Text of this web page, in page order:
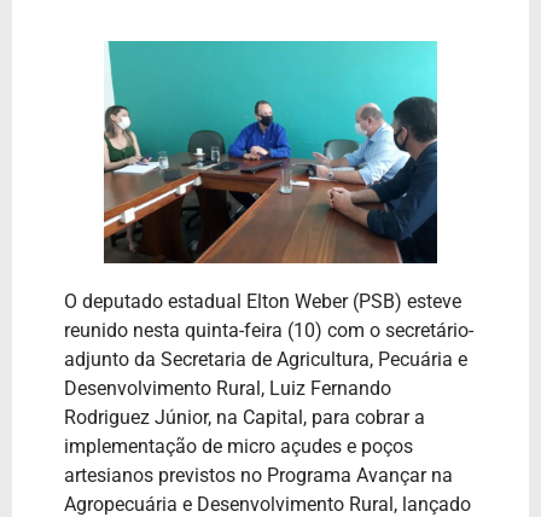
O deputado estadual Elton Weber (PSB) esteve
reunido nesta quinta-feira (10) com o secretário-
adjunto da Secretaria de Agricultura, Pecuária e
Desenvolvimento Rural, Luiz Fernando
Rodriguez Júnior, na Capital, para cobrar a
implementação de micro açudes e poços
artesianos previstos no Programa Avançar na
Agropecuária e Desenvolvimento Rural, lançado